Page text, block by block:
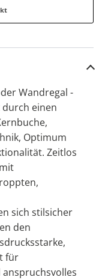
Wandregal -
einen
Optimum
Zeitlos
sich stilsicher
den
für